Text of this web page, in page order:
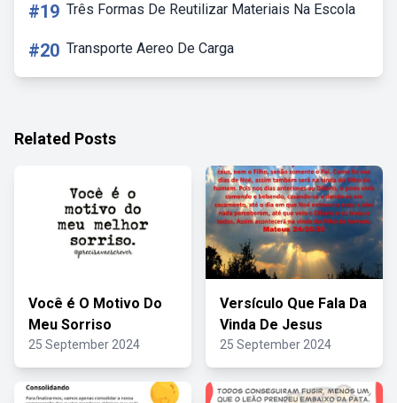
#19 Três Formas De Reutilizar Materiais Na Escola
#20 Transporte Aereo De Carga
Related Posts
Você é O Motivo Do
Meu Sorriso
25 September 2024
Versículo Que Fala Da
Vinda De Jesus
25 September 2024